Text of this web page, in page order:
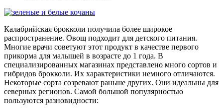
Калабрийская брокколи получила более широкое
распространение. Овощ подходит для детского питания.
Многие врачи советуют этот продукт в качестве первого
прикорма для малышей в возрасте до 1 года. В
специализированных магазинах представлено много сортов и
гибридов брокколи. Их характеристики немного отличаются.
Некоторые сорта созревают раньше других. Они идеальны для
северных регионов. Самой большой популярностью
пользуются разновидности: